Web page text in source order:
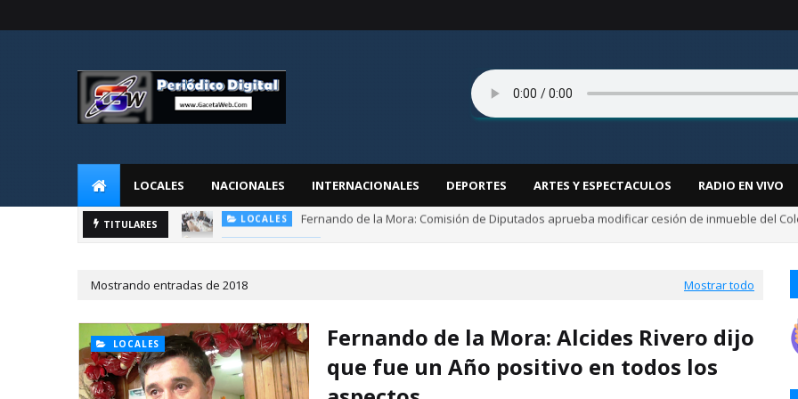
LOCALES NACIONALES INTERNACIONALES DEPORTES ARTES Y ESPECTACULOS RADIO EN VIVO
TITULARES #NACIONALES Lula da Silva y la irresponsabilidad de convertir una tragedia histórica en argumento
Mostrando entradas de 2018 Mostrar todo
LOCALES
Fernando de la Mora: Alcides Rivero dijo
que fue un Año positivo en todos los